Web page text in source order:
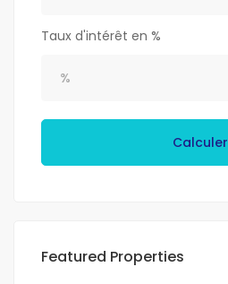
Taux d'intérêt en %
Calculer
Featured Properties